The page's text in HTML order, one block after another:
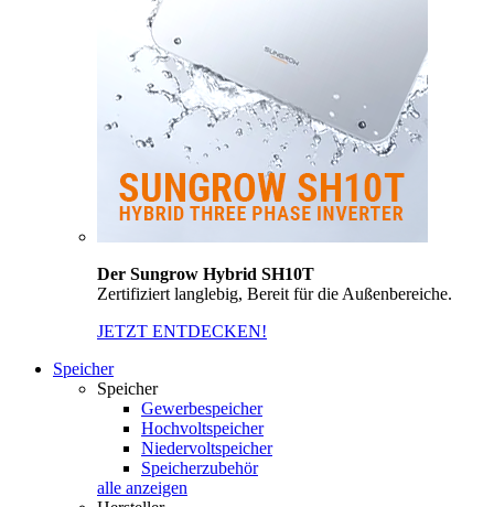
Der Sungrow Hybrid SH10T
Zertifiziert langlebig, Bereit für die Außenbereiche.
JETZT ENTDECKEN!
Speicher
Speicher
Gewerbespeicher
Hochvoltspeicher
Niedervoltspeicher
Speicherzubehör
alle anzeigen